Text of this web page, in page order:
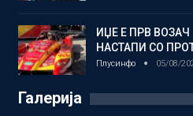
ИЏЕ Е ПРВ
НАСТАПИ СО
Плусинфо 05/08/
Галерија